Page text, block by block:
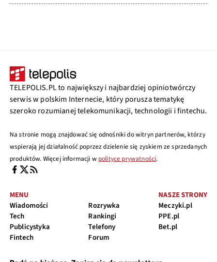
TELEPOLIS.PL to największy i najbardziej opiniotwórczy
serwis w polskim Internecie, który porusza tematykę
szeroko rozumianej telekomunikacji, technologii i fintechu.
Na stronie mogą znajdować się odnośniki do witryn partnerów, którzy
wspierają jej działalność poprzez dzielenie się zyskiem ze sprzedanych
produktów. Więcej informacji w polityce prywatności.
MENU
Wiadomości
Tech
Publicystyka
Fintech
Rozrywka
Rankingi
Telefony
Forum
NASZE STRONY
Meczyki.pl
PPE.pl
Bet.pl